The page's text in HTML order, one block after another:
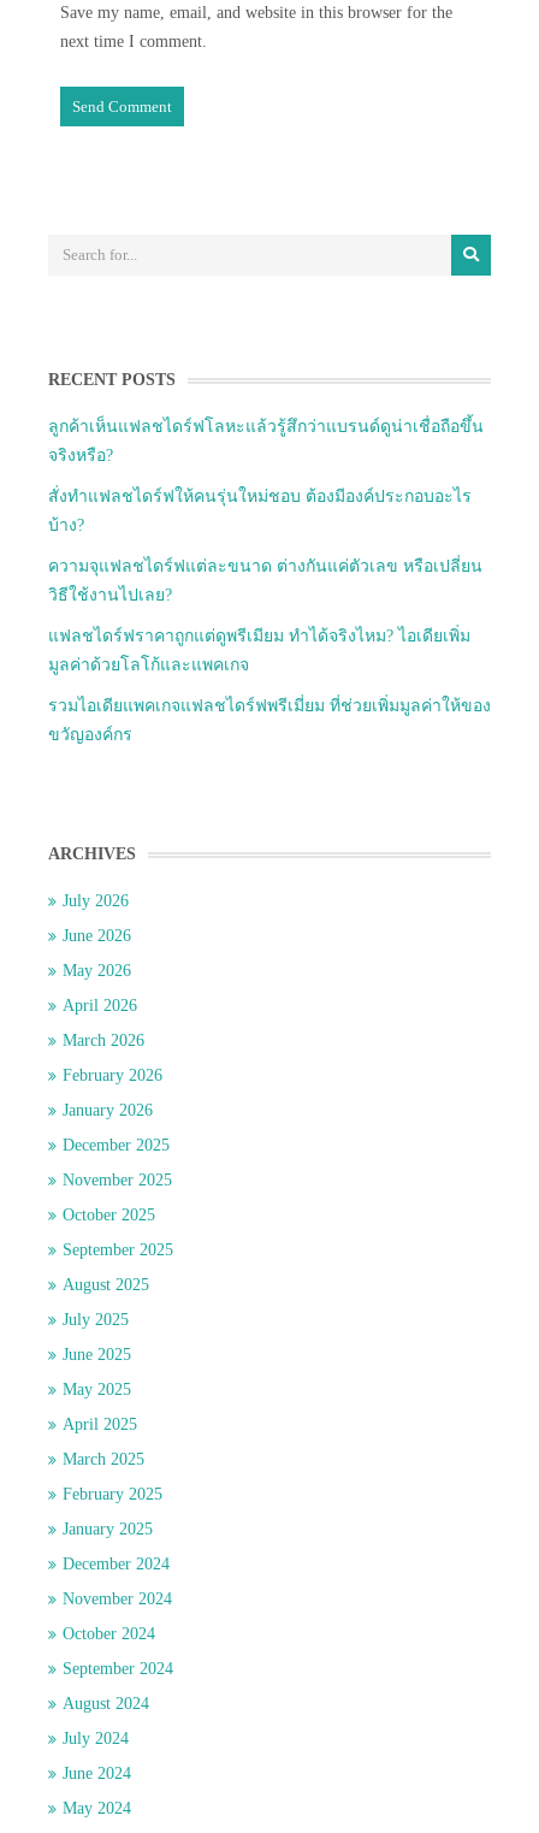
Save my name, email, and website in this browser for the
next time I comment.
RECENT POSTS
ลูกค้าเห็นแฟลชไดร์ฟโลหะแล้วรู้สึกว่าแบรนด์ดูน่าเชื่อถือขึ้น
จริงหรือ?
สั่งทำแฟลชไดร์ฟให้คนรุ่นใหม่ชอบ ต้องมีองค์ประกอบอะไร
บ้าง?
ความจุแฟลชไดร์ฟแต่ละขนาด ต่างกันแค่ตัวเลข หรือเปลี่ยน
วิธีใช้งานไปเลย?
แฟลชไดร์ฟราคาถูกแต่ดูพรีเมียม ทำได้จริงไหม? ไอเดียเพิ่ม
มูลค่าด้วยโลโก้และแพคเกจ
รวมไอเดียแพคเกจแฟลชไดร์ฟพรีเมี่ยม ที่ช่วยเพิ่มมูลค่าให้ของ
ขวัญองค์กร
ARCHIVES
July 2026
June 2026
May 2026
April 2026
March 2026
February 2026
January 2026
December 2025
November 2025
October 2025
September 2025
August 2025
July 2025
June 2025
May 2025
April 2025
March 2025
February 2025
January 2025
December 2024
November 2024
October 2024
September 2024
August 2024
July 2024
June 2024
May 2024